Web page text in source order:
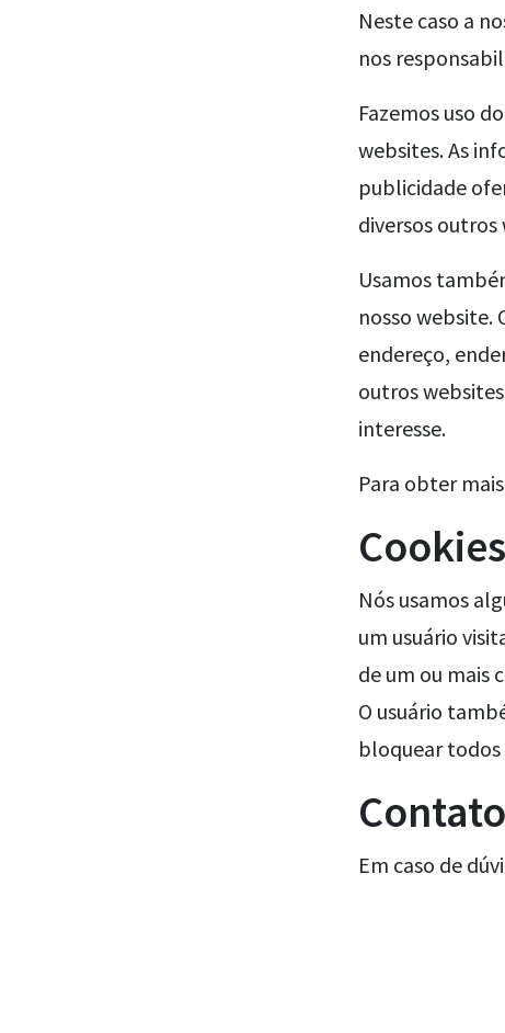
Neste caso a
nos
Fazemos uso
websites. As
publicidade
diversos outros
Usamos
nosso website.
endereço,
outros
interesse.
Para obter
Nós usamos
um usuário
de um ou mais
O usuário
bloquear todos
Contato
Em caso de